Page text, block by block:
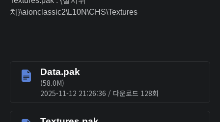
치}\aionclassic2\L10N\CHS\Textures
Data.pak
(58.0M)
2025-11-12 21:26:36 / 다운로드 128회